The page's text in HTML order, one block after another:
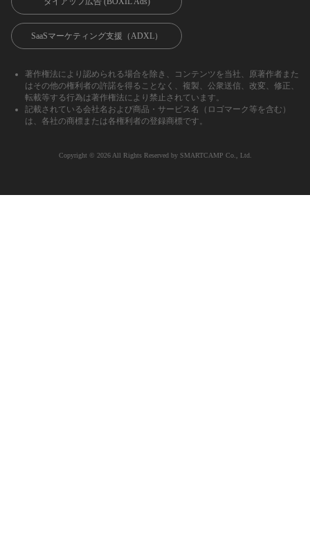
SaaSマーケティング支援（ADXL）
著作権法により認められる場合を除き、コンテンツを当社、原著作者また
はその他の権利者の許諾を得ることなく、複製、公衆送信、改変、修正、
転載等する行為は著作権法により禁止されています。
記載されている会社名および商品・サービス名（ロゴマーク等を含む）
は、各社の商標または各権利者の登録商標です。
Copyright ©︎ 2026 All Rights Reserved by SMARTCAMP Co., Ltd.